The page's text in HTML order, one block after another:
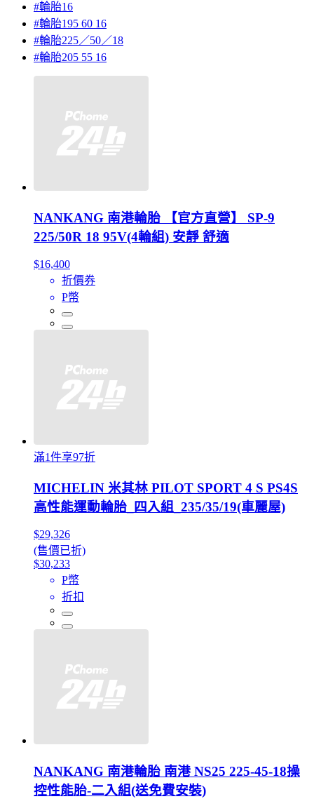
#輪胎16
#輪胎195 60 16
#輪胎225／50／18
#輪胎205 55 16
NANKANG 南港輪胎 【官方直營】 SP-9
225/50R 18 95V(4輪組) 安靜 舒適
$16,400
折價券
P幣
滿1件享97折
MICHELIN 米其林 PILOT SPORT 4 S PS4S
高性能運動輪胎_四入組_235/35/19(車麗屋)
$29,326
(售價已折)
$30,233
P幣
折扣
NANKANG 南港輪胎 南港 NS25 225-45-18操
控性能胎-二入組(送免費安裝)